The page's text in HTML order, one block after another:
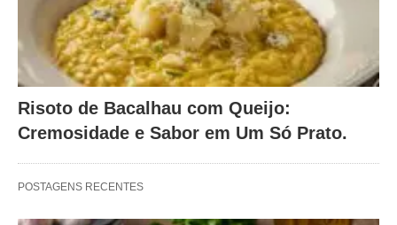
Risoto de Bacalhau com Queijo:
Cremosidade e Sabor em Um Só Prato.
POSTAGENS RECENTES